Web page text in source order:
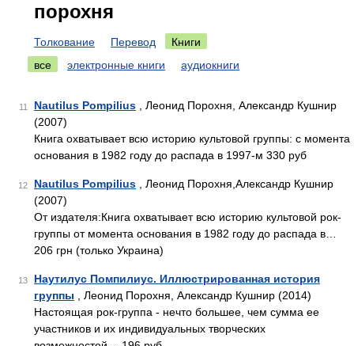
порохня
Толкование Перевод
Книги
все
электронные книги аудиокниги
11 Nautilus Pompilius , Леонид Порохня, Александр Кушнир
(2007)
Книга охватывает всю историю культовой группы: c момента
основания в 1982 году до распада в 1997-м 330 руб
12 Nautilus Pompilius , Леонид Порохня,Александр Кушнир
(2007)
От издателя:Книга охватывает всю историю культовой рок-
группы от момента основания в 1982 году до распада в…
206 грн (только Украина)
13
Наутилус Помпилиус. Иллюстрированная история
группы , Леонид Порохня, Александр Кушнир (2014)
Настоящая рок-группа - нечто большее, чем сумма ее
участников и их индивидуальных творческих